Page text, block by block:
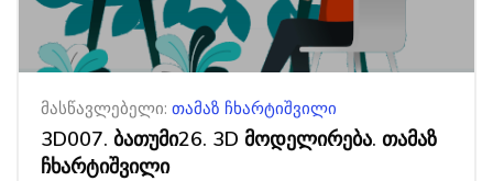
მასწავლებელი: თამაზ ჩხარტიშვილი
3D007. ბათუმი26. 3D მოდელირება. თამაზ
ჩხარტიშვილი